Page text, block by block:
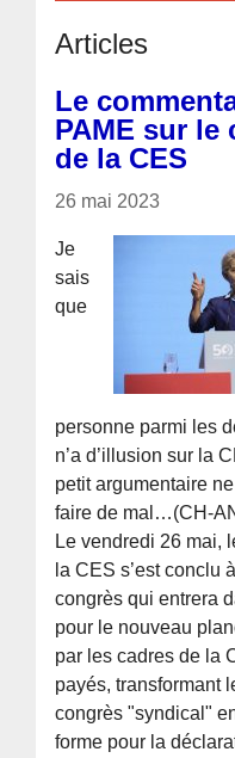
Articles
Le
PAME sur le
de la CES
26 mai 2023
Je
sais
que
personne parmi les
n’a d’illusion sur la
petit argumentaire
faire de mal…(CH-
Le vendredi 26 mai,
la CES s’est conclu
congrès qui entrera
pour le nouveau
par les cadres de la
payés, transformant
congrès "syndical"
forme pour la